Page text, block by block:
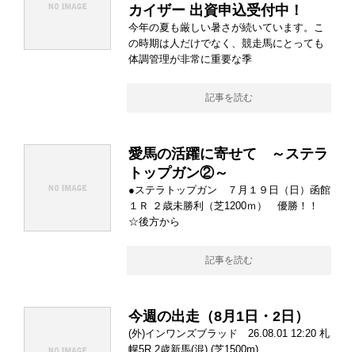
カイザー 出資申込受付中！
今年の夏も厳しい暑さが続いています。こ
の時期は人だけでなく、競走馬にとっても
体調管理が非常に重要な季
記事を読む
愛馬の活躍に寄せて ～ステラ
トップガン②～
●ステラトップガン ７月１９日（日）函館
１Ｒ ２歳未勝利（芝1200ｍ） 優勝！！
☆後方から
記事を読む
今週の出走（8月1日・2日）
(外)インワンズブラッド 26.08.01 12:20 札
幌5R 2歳新馬(混) (芝1500m)